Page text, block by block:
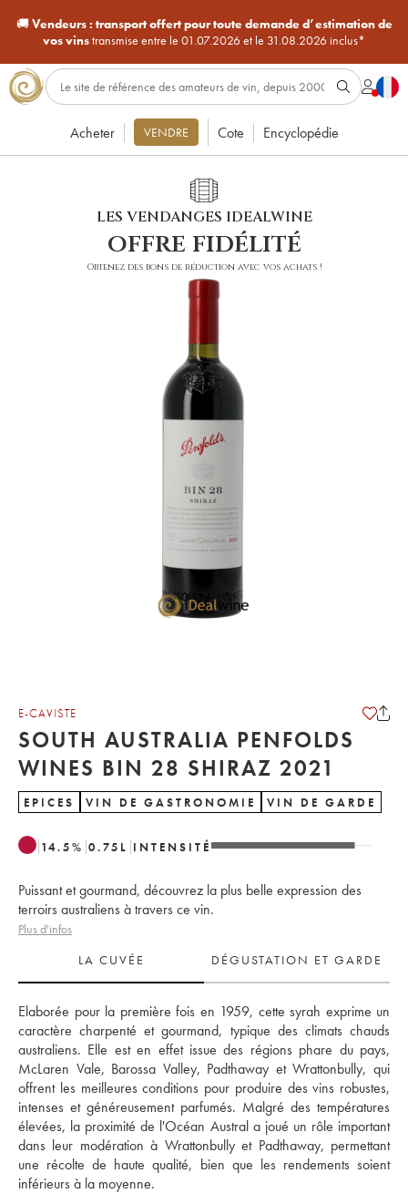
🚚Vendeurs : transport offert pour toute demande d’estimation de
vos vinstransmise entre le 01.07.2026 et le 31.08.2026 inclus*
Acheter VENDRE Cote Encyclopédie
LES VENDANGES IDEALWINE
offre fidélité
Obtenez des bons de réduction avec vos achats !
E-CAVISTE
SOUTH AUSTRALIA PENFOLDS
WINES BIN 28 SHIRAZ 2021
EPICES VIN DE GASTRONOMIE VIN DE GARDE
14.5% 0.75 L INTENSITÉ
Puissant et gourmand, découvrez la plus belle expression des
terroirs australiens à travers ce vin.
Plus d'infos
LA CUVÉE
DÉGUSTATION ET GARDE
Elaborée pour la première fois en 1959, cette syrah exprime un
caractère charpenté et gourmand, typique des climats chauds
australiens. Elle est en effet issue des régions phare du pays,
McLaren Vale, Barossa Valley, Padthaway et Wrattonbully, qui
offrent les meilleures conditions pour produire des vins robustes,
intenses et généreusement parfumés. Malgré des températures
élevées, la proximité de l'Océan Austral a joué un rôle important
dans leur modération à Wrattonbully et Padthaway, permettant
une récolte de haute qualité, bien que les rendements soient
inférieurs à la moyenne.